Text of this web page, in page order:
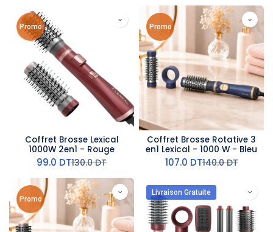
Promo
Coffret Brosse Lexical
1000W 2en1 - Rouge
99.0 DT130.0DT
Promo
Coffret Brosse Rotative 3
en1 Lexical - 1000 W - Bleu
107.0 DT140.0DT
Promo
Livraison Gratuite